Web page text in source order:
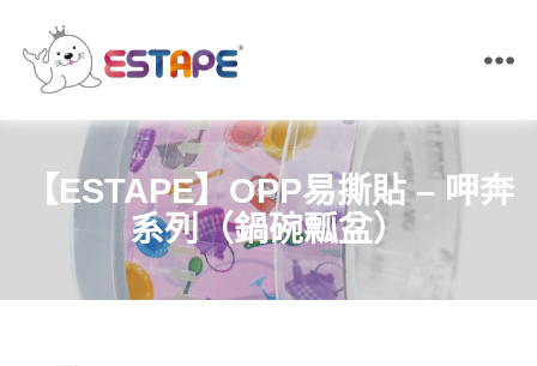
王
【ESTAPE】OPP易撕貼 – 呷奔
系列（鍋碗瓢盆）